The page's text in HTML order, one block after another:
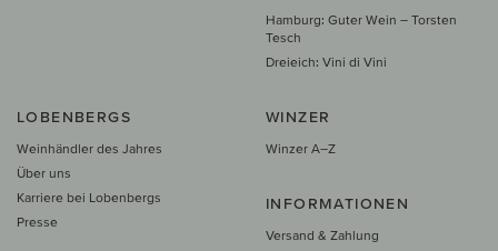
Hamburg: Guter Wein – Torsten
Tesch
Dreieich: Vini di Vini
LOBENBERGS
Weinhändler des Jahres
Über uns
Karriere bei Lobenbergs
Presse
WINZER
Winzer A–Z
INFORMATIONEN
Versand & Zahlung